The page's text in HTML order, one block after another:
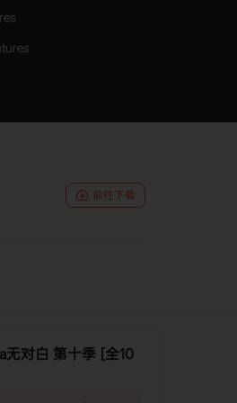
前往下载
无对白 第十季 [全10